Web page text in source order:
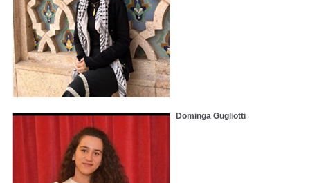
Dominga Gugliotti